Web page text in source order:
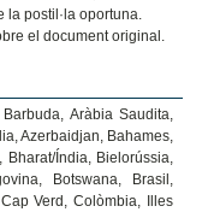
la postil·la oportuna.
el document original.
Aràbia Saudita,
Azerbaidjan, Bahames,
Índia, Bielorússia,
Botswana, Brasil,
Verd, Colòmbia, Illes